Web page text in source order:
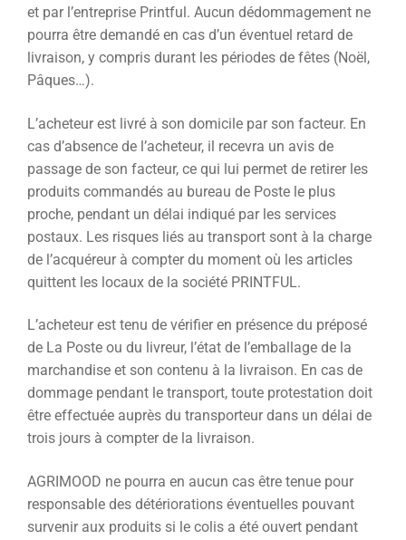
et par l’entreprise Printful. Aucun dédommagement ne
pourra être demandé en cas d’un éventuel retard de
livraison, y compris durant les périodes de fêtes (Noël,
Pâques…).
L’acheteur est livré à son domicile par son facteur. En
cas d’absence de l’acheteur, il recevra un avis de
passage de son facteur, ce qui lui permet de retirer les
produits commandés au bureau de Poste le plus
proche, pendant un délai indiqué par les services
postaux. Les risques liés au transport sont à la charge
de l’acquéreur à compter du moment où les articles
quittent les locaux de la société PRINTFUL.
L’acheteur est tenu de vérifier en présence du préposé
de La Poste ou du livreur, l’état de l’emballage de la
marchandise et son contenu à la livraison. En cas de
dommage pendant le transport, toute protestation doit
être effectuée auprès du transporteur dans un délai de
trois jours à compter de la livraison.
AGRIMOOD ne pourra en aucun cas être tenue pour
responsable des détériorations éventuelles pouvant
survenir aux produits si le colis a été ouvert pendant